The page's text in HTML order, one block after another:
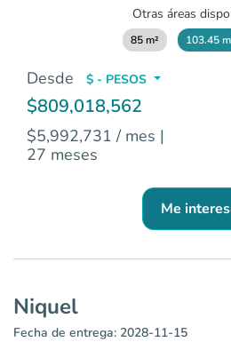
Otras áreas
85 m² 103.45
Desde $ - PESOS
$809,018,562
$5,992,731 / mes |
27 meses
Me
Niquel
Fecha de entrega: 2028-11-15